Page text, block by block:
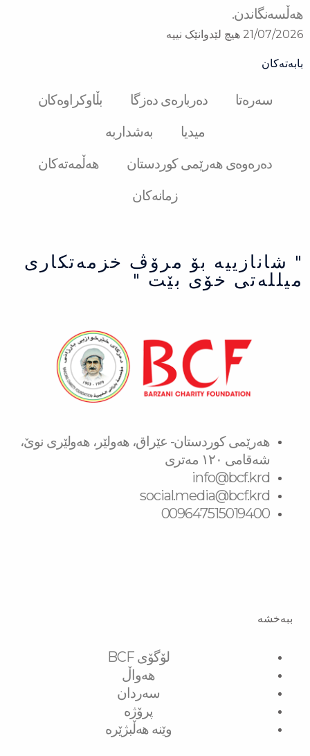
هەڵسەنگاندن.
21/07/2026 هیچ لێدوانێک نییە
بابەتەکان
سەرەتا دەربارەی دەزگا
بڵاوکراوەکان
میدیا
بەشداربە
دەرەوەی هەرێمی کوردستان
هەڵمەتەکان
زمانەکان
" شانازییه بۆ مرۆڤ خزمەتكاری
میللەتی خۆی بێت "
هەرێمی کوردستان- عێراق، هەولێر، هەولێری نوێ،
شەقامی ١٢٠ مەتری
info@bcf.krd
social.media@bcf.krd
009647515019400
ببەخشە
لۆگۆی BCF
هەواڵ
سەردان
پرۆژە
وێنە هەڵبژێرە